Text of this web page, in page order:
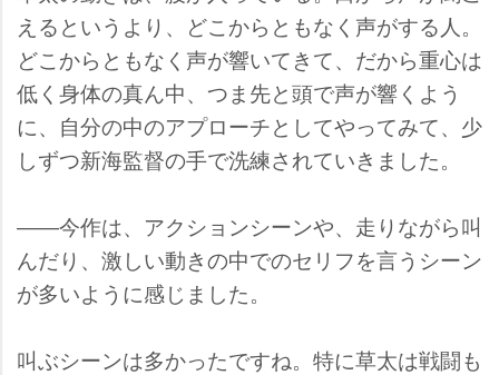
えるというより、どこからともなく声がする人。
どこからともなく声が響いてきて、だから重心は
低く身体の真ん中、つま先と頭で声が響くよう
に、自分の中のアプローチとしてやってみて、少
しずつ新海監督の手で洗練されていきました。
――今作は、アクションシーンや、走りながら叫
んだり、激しい動きの中でのセリフを言うシーン
が多いように感じました。
叫ぶシーンは多かったですね。特に草太は戦闘も